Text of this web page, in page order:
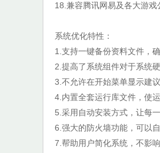
18.兼容腾讯网易及各大游戏
系统优化特性：
1.支持一键备份资料文件，
2.提高了系统组件对于系统硬
3.不允许在开始菜单显示建议
4.内置全套运行库文件，使
5.采用自动安装方式，让每
6.强大的防火墙功能，可以
7.帮助用户简化系统，不影